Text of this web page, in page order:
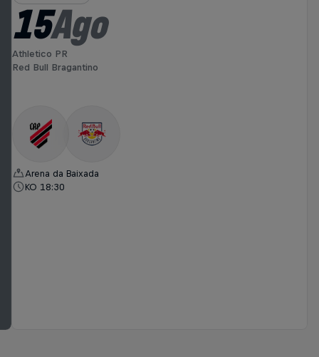
15Ago
Athletico PR
Red Bull Bragantino
Arena da Baixada
KO 18:30